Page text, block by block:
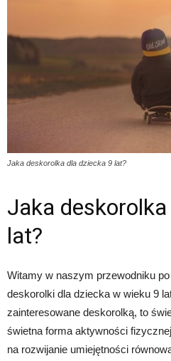
Jaka deskorolka dla dziecka 9 lat?
Jaka
lat?
Witamy w naszym przewodniku
deskorolki dla dziecka w wieku 9
zainteresowane deskorolką, to
świetna forma aktywności
na rozwijanie umiejętności